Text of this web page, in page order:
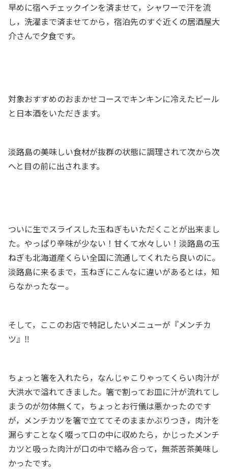
早めに宿へチェックインを済ませて，シャワーで汗を流
し，洗濯まで済ませてから，宿泊先のすぐ近くの居酒屋大
介さんで夕食です。
対象おすすめのおまかせコースでキンキンに冷えたビール
と日本酒をいただきます。
淡路島の美味しい食材が抜群の状態に調理されて次から次
へと目の前に出されます。
ついに生でスライスした玉ねぎもいただくことが出来まし
た。やっぱり辛味が少ない！甘くて水々しい！淡路島の玉
ねぎも北海道産くらい全国に流通してくれたら良いのに。
淡路島に来るまで，玉ねぎにこんなに違いがあるとは，知
らなかったなー。
そして，ここのお店で特記したいメニューが『メンチカ
ツ』‼️
ちょっと箸を入れたら，なんじゃこりゃってくらい肉汁が
大洪水で溢れてきました。箸で割ってお皿に汁が流れてし
まうのが勿体無くて，ちょっとお行儀は悪かったのです
が，メンチカツを箸で立ててそのままかぶりつき，肉汁を
漏らすことなく啜って口の中に収めたら，かじったメンチ
カツと吸った肉汁が口の中で絡み合って，無茶苦茶美味し
かったです。